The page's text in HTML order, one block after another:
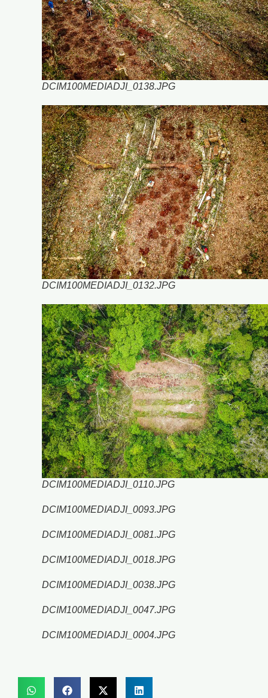
DCIM100MEDIADJI_0138.JPG
DCIM100MEDIADJI_0132.JPG
DCIM100MEDIADJI_0110.JPG
DCIM100MEDIADJI_0093.JPG
DCIM100MEDIADJI_0081.JPG
DCIM100MEDIADJI_0018.JPG
DCIM100MEDIADJI_0038.JPG
DCIM100MEDIADJI_0047.JPG
DCIM100MEDIADJI_0004.JPG